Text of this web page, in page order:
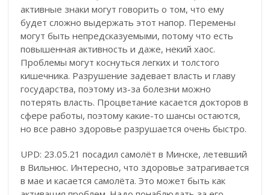
активные знаки могут говорить о том, что ему
будет сложно выдержать этот напор. Перемены
могут быть непредсказуемыми, потому что есть
повышенная активность и даже, некий хаос.
Проблемы могут коснуться легких и толстого
кишечника. Разрушение задевает власть и главу
государства, поэтому из-за болезни можно
потерять власть. Процветание касается докторов в
сфере работы, поэтому какие-то шансы остаются,
но все равно здоровье разрушается очень быстро.
UPD: 23.05.21 посадил самолёт в Минске, летевший
в Вильнюс. Интересно, что здоровье затрагивается
в мае и касается самолёта. Это может быть как